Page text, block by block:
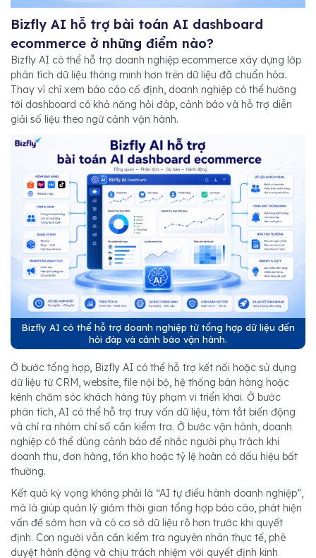
Bizfly AI hỗ trợ bài toán AI dashboard
ecommerce ở những điểm nào?
Bizfly AI có thể hỗ trợ doanh nghiệp ecommerce xây dựng lớp
phân tích dữ liệu thông minh hơn trên dữ liệu đã chuẩn hóa.
Thay vì chỉ xem báo cáo cố định, doanh nghiệp có thể hướng
tới dashboard có khả năng hỏi đáp, cảnh báo và hỗ trợ diễn
giải số liệu theo ngữ cảnh vận hành.
Bizfly AI có thể hỗ trợ doanh nghiệp từ tổng hợp dữ liệu đến
hỏi đáp và cảnh báo vận hành.
Ở bước tổng hợp, Bizfly AI có thể hỗ trợ kết nối hoặc sử dụng
dữ liệu từ CRM, website, file nội bộ, hệ thống bán hàng hoặc
kênh chăm sóc khách hàng tùy phạm vi triển khai. Ở bước
phân tích, AI có thể hỗ trợ truy vấn dữ liệu, tóm tắt biến động
và chỉ ra nhóm chỉ số cần kiểm tra. Ở bước vận hành, doanh
nghiệp có thể dùng cảnh báo để nhắc người phụ trách khi
doanh thu, đơn hàng, tồn kho hoặc tỷ lệ hoàn có dấu hiệu bất
thường.
Kết quả kỳ vọng không phải là “AI tự điều hành doanh nghiệp”,
mà là giúp quản lý giảm thời gian tổng hợp báo cáo, phát hiện
vấn đề sớm hơn và có cơ sở dữ liệu rõ hơn trước khi quyết
định. Con người vẫn cần kiểm tra nguyên nhân thực tế, phê
duyệt hành động và chịu trách nhiệm với quyết định kinh